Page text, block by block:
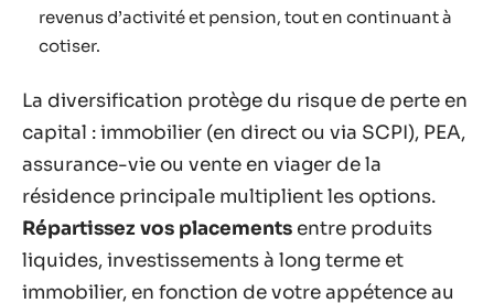
revenus d’activité et pension, tout en continuant à
cotiser.
La diversification protège du risque de perte en
capital : immobilier (en direct ou via SCPI), PEA,
assurance-vie ou vente en viager de la
résidence principale multiplient les options.
Répartissez vos placements entre produits
liquides, investissements à long terme et
immobilier, en fonction de votre appétence au